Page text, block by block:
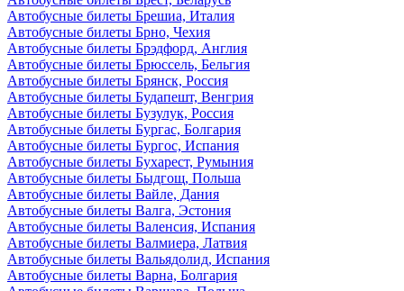
Автобусные билеты Брешиа, Италия
Автобусные билеты Брно, Чехия
Автобусные билеты Брэдфорд, Англия
Автобусные билеты Брюссель, Бельгия
Автобусные билеты Брянск, Россия
Автобусные билеты Будапешт, Венгрия
Автобусные билеты Бузулук, Россия
Автобусные билеты Бургас, Болгария
Автобусные билеты Бургос, Испания
Автобусные билеты Бухарест, Румыния
Автобусные билеты Быдгощ, Польша
Автобусные билеты Вайле, Дания
Автобусные билеты Валга, Эстония
Автобусные билеты Валенсия, Испания
Автобусные билеты Валмиера, Латвия
Автобусные билеты Вальядолид, Испания
Автобусные билеты Варна, Болгария